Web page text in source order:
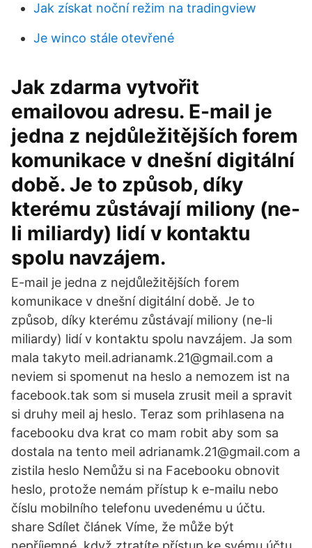
Jak získat noční režim na tradingview
Je winco stále otevřené
Jak zdarma vytvořit
emailovou adresu. E-mail je
jedna z nejdůležitějších forem
komunikace v dnešní digitální
době. Je to způsob, díky
kterému zůstávají miliony (ne-
li miliardy) lidí v kontaktu
spolu navzájem.
E-mail je jedna z nejdůležitějších forem
komunikace v dnešní digitální době. Je to
způsob, díky kterému zůstávají miliony (ne-li
miliardy) lidí v kontaktu spolu navzájem. Ja som
mala takyto meil.adrianamk.21@gmail.com a
neviem si spomenut na heslo a nemozem ist na
facebook.tak som si musela zrusit meil a spravit
si druhy meil aj heslo. Teraz som prihlasena na
facebooku dva krat co mam robit aby som sa
dostala na tento meil adrianamk.21@gmail.com a
zistila heslo Nemůžu si na Facebooku obnovit
heslo, protože nemám přístup k e-mailu nebo
číslu mobilního telefonu uvedenému u účtu.
share Sdílet článek Víme, že může být